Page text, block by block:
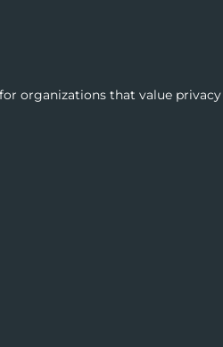
organizations that value